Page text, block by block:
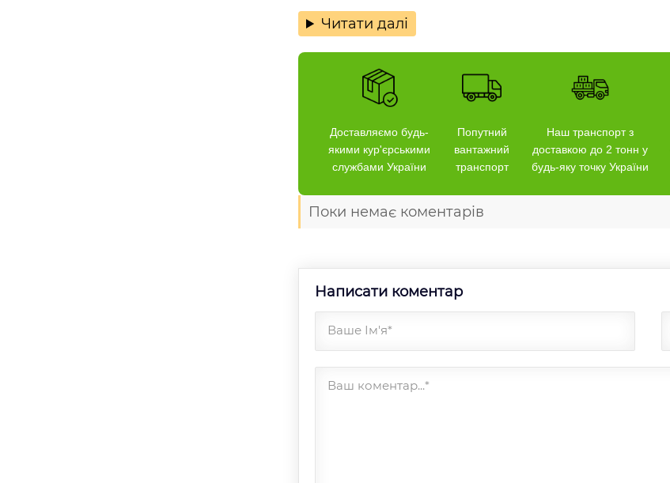
Читати далі
Доставляємо будь-
якими кур'єрськими
службами України
Попутний
вантажний
транспорт
Наш транспорт з
доставкою до 2 тонн у
будь-яку точку України
Поки немає коментарів
Написати коментар
Ваше Ім'я*
Ваш коментар...*